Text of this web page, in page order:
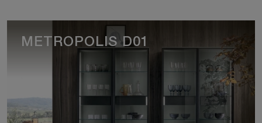
METROPOLIS D01